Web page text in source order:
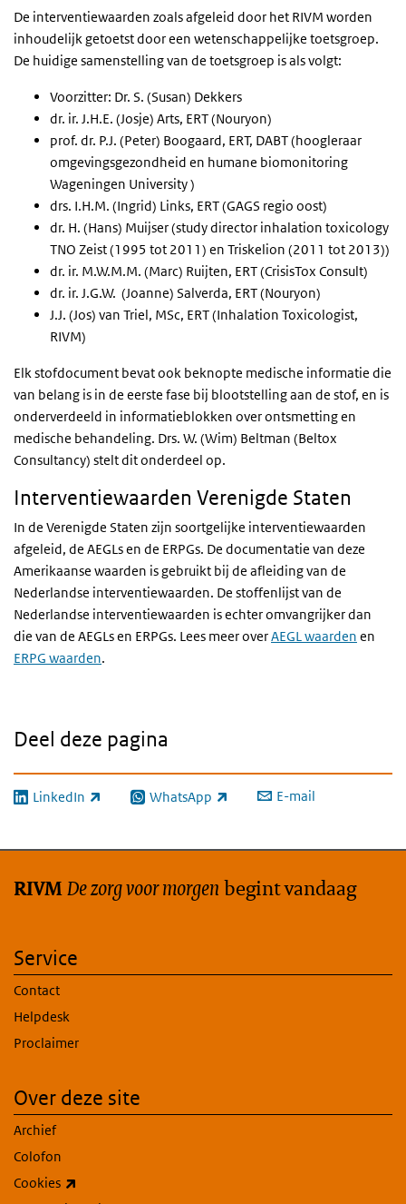
De interventiewaarden zoals afgeleid door het RIVM worden
inhoudelijk getoetst door een wetenschappelijke toetsgroep.
De huidige samenstelling van de toetsgroep is als volgt:
Voorzitter: Dr. S. (Susan) Dekkers
dr. ir. J.H.E. (Josje) Arts, ERT (Nouryon)
prof. dr. P.J. (Peter) Boogaard, ERT, DABT (hoogleraar
omgevingsgezondheid en humane biomonitoring
Wageningen University)
drs. I.H.M. (Ingrid) Links, ERT (GAGS regio oost)
dr. H. (Hans) Muijser (study director inhalation toxicology
TNO Zeist (1995 tot 2011) en Triskelion (2011 tot 2013))
dr. ir. M.W.M.M. (Marc) Ruijten, ERT (CrisisTox Consult)
dr. ir. J.G.W. (Joanne) Salverda, ERT (Nouryon)
J.J. (Jos) van Triel, MSc, ERT (Inhalation Toxicologist,
RIVM)
Elk stofdocument bevat ook beknopte medische informatie die
van belang is in de eerste fase bij blootstelling aan de stof, en is
onderverdeeld in informatieblokken over ontsmetting en
medische behandeling. Drs. W. (Wim) Beltman (Beltox
Consultancy) stelt dit onderdeel op.
Interventiewaarden Verenigde Staten
In de Verenigde Staten zijn soortgelijke interventiewaarden
afgeleid, de AEGLs en de ERPGs. De documentatie van deze
Amerikaanse waarden is gebruikt bij de afleiding van de
Nederlandse interventiewaarden. De stoffenlijst van de
Nederlandse interventiewaarden is echter omvangrijker dan
die van de AEGLs en ERPGs. Lees meer overAEGL waarden en
ERPG waarden.
Deel deze pagina
LinkedIn
(externe link) WhatsApp
(externe link) E-mail
RIVM De zorg voor morgen begint vandaag
Service
Contact
Helpdesk
Proclaimer
Over deze site
Archief
Colofon
Cookies